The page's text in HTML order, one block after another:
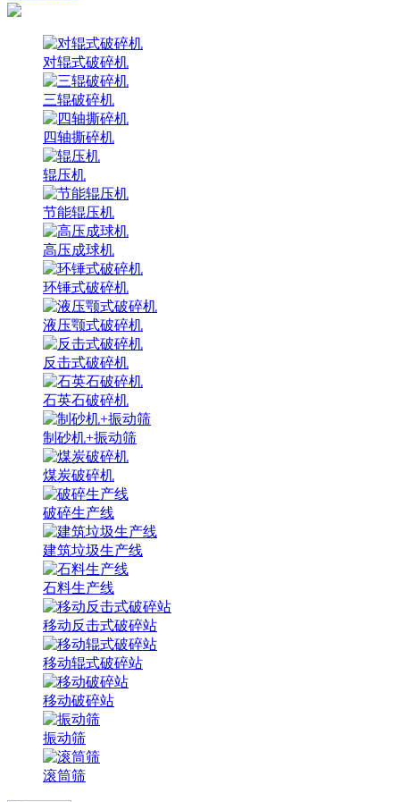
对辊式破碎机
三辊破碎机
四轴撕碎机
辊压机
节能辊压机
高压成球机
环锤式破碎机
液压颚式破碎机
反击式破碎机
石英石破碎机
制砂机+振动筛
煤炭破碎机
破碎生产线
建筑垃圾生产线
石料生产线
移动反击式破碎站
移动辊式破碎站
移动破碎站
振动筛
滚筒筛